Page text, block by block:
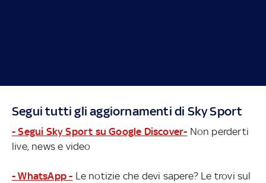
Segui tutti gli aggiornamenti di Sky Sport
- Segui Sky Sport su Google Discover- Non perderti
live, news e video
- WhatsApp - Le notizie che devi sapere? Le trovi sul